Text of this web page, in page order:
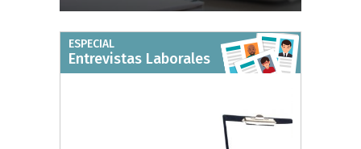
ESPECIAL
Entrevistas Laborales